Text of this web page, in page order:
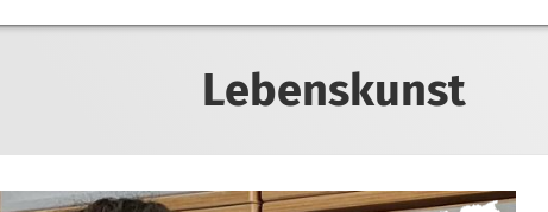
Lebenskunst